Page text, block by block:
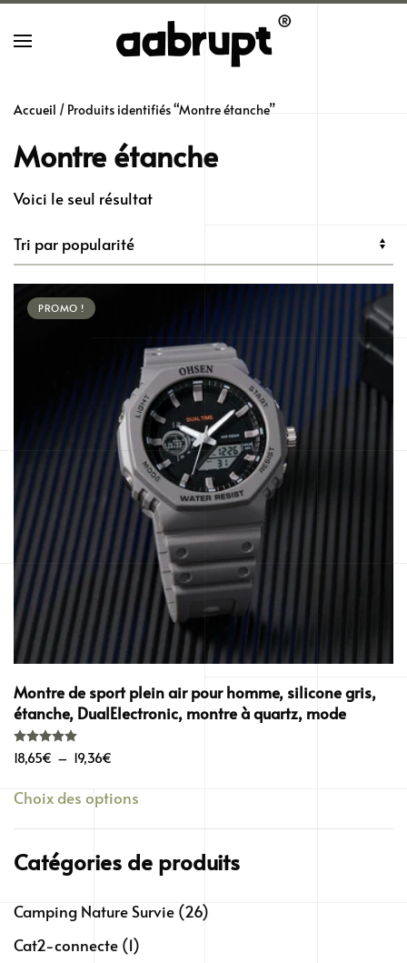
main
content
Accueil / Produits identifiés “Montre étanche”
Montre étanche
Voici le seul résultat
PROMO !
Montre de sport plein air pour homme, silicone gris,
étanche, DualElectronic, montre à quartz, mode
18,65€ – 19,36€
prix :
à
19,36€
Choix des options
a
plusieurs
variations.
Les
options
peuvent
Catégories de produits
Camping Nature Survie (26)
Cat2-connecte (1)